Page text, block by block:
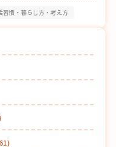
習慣・暮らし方・考え方